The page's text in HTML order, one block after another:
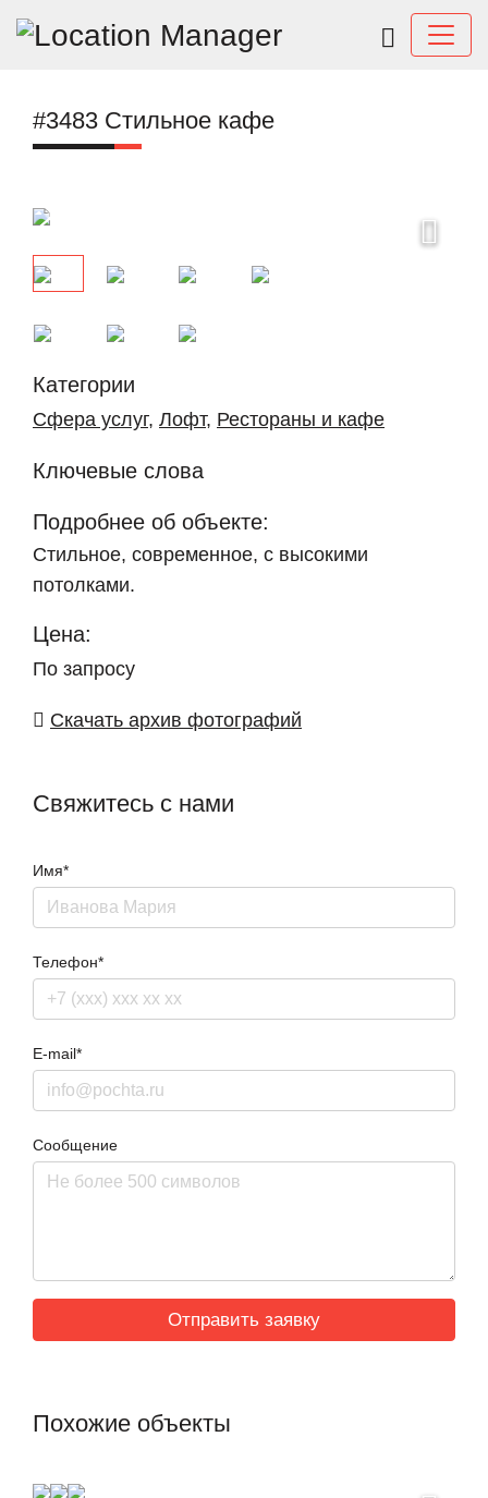
#3483 Стильное кафе
Категории
Сфера услуг, Лофт, Рестораны и кафе
Ключевые слова
Подробнее об объекте:
Стильное, современное, с высокими
потолками.
Цена:
По запросу
Скачать архив фотографий
Похожие объекты
Свяжитесь с нами
Имя*
Телефон*
E-mail*
Сообщение